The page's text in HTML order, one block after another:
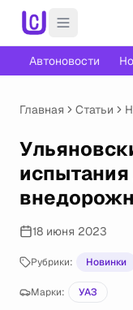
Автоновости
Главная Статьи
18 июня 2023
Рубрики: Новинки
Марки: УАЗ